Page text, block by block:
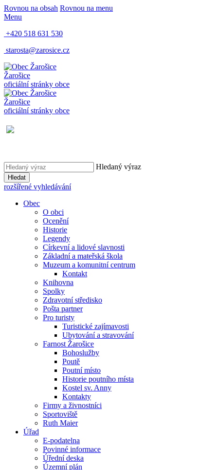
Rovnou na obsah Rovnou na menu
Menu
+420 518 631 530
starosta@zarosice.cz
Žarošice
oficiální stránky obce
Žarošice
oficiální stránky obce
Hledaný výraz
Hledat
rozšířené vyhledávání
Obec
O obci
Ocenění
Historie
Legendy
Církevní a lidové slavnosti
Základní a mateřská škola
Muzeum a komunitní centrum
Kontakt
Knihovna
Spolky
Zdravotní středisko
Pošta partner
Pro turisty
Turistické zajímavosti
Ubytování a stravování
Farnost Žarošice
Bohoslužby
Poutě
Poutní místo
Historie poutního místa
Kostel sv. Anny
Kontakty
Firmy a živnostníci
Sportoviště
Ruth Maier
Úřad
E-podatelna
Povinné informace
Úřední deska
Územní plán